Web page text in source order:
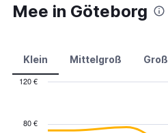
Mee in Göteborg
Klein Mittelgroß Groß
80 €
120 €